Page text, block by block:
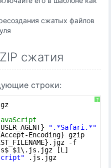
сжатых файлов
сжатия
строки:
?
".*Safari.*"
Encoding} gzip
-f
$1\.js.jgz [L]
.js.jgz